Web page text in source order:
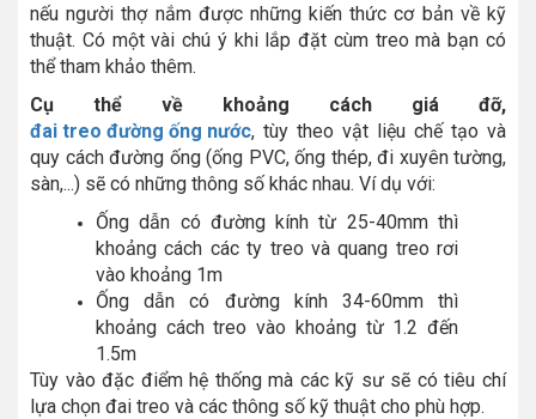
nếu người thợ nắm được những kiến thức cơ bản về kỹ
thuật. Có một vài chú ý khi lắp đặt cùm treo mà bạn có
thể tham khảo thêm.
Cụ thể về khoảng cách giá đỡ,
đai treo đường ống nước, tùy theo vật liệu chế tạo và
quy cách đường ống (ống PVC, ống thép, đi xuyên tường,
sàn,...) sẽ có những thông số khác nhau. Ví dụ với:
Ống dẫn có đường kính từ 25-40mm thì
khoảng cách các ty treo và quang treo rơi
vào khoảng 1m
Ống dẫn có đường kính 34-60mm thì
khoảng cách treo vào khoảng từ 1.2 đến
1.5m
Tùy vào đặc điểm hệ thống mà các kỹ sư sẽ có tiêu chí
lựa chọn đai treo và các thông số kỹ thuật cho phù hợp.